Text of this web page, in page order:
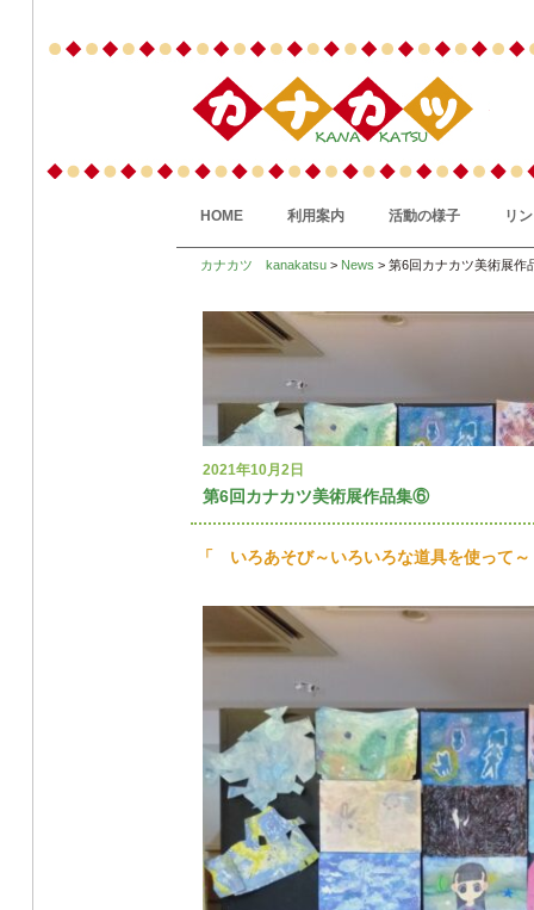
HOME 利用案内 活動の様子 リ
カナカツ kanakatsu > News > 第6回カナカツ美術展
2021年10月2日
第6回カナカツ美術展作品集⑥
「 いろあそび～いろいろな道具を使って